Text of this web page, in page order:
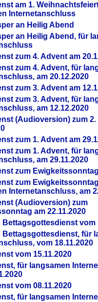
am 1.
Internetanschluss
an Heilig Abend
an Heilig Abend, für
zum 4. Advent am
zum 4. Advent, für
am 20.12.2020
zum 3. Advent am
zum 3. Advent, für
am 12.12.2020
(Audioversion) zum 2.
zum 1. Advent am
zum 1. Advent, für
am 29.11.2020
zum
zum
Internetanschluss, am
(Audioversion) zum
am 22.11.2020
Bettagsgottesdienst vom
Bettagsgottesdienst, für
vom 18.11.2020
vom 15.11.2020
für langsamen
vom 08.11.2020
für langsamen